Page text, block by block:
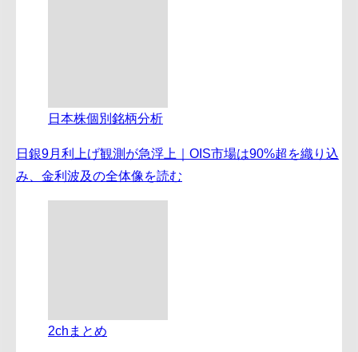
日本株個別銘柄分析
日銀9月利上げ観測が急浮上｜OIS市場は90%超を織り込
み、金利波及の全体像を読む
2chまとめ